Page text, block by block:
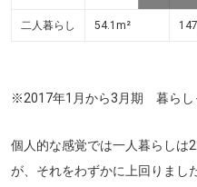
二人暮らし 54.1m²
※2017年1月から3月期 暮らし
個人的な感覚では一人暮らしは
が、それをわずかに上回りまし